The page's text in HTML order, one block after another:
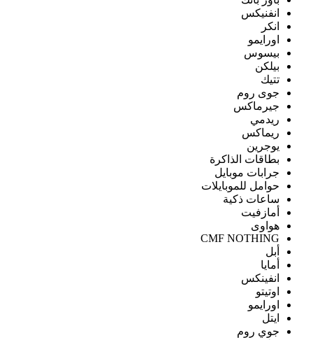
انفنيكس
انكر
اورايمو
بيسوس
بيلكن
تتيك
جوى روم
جيرماكس
ريدمي
ريماكس
يوجرين
بطاقات الذاكرة
جرابات موبايل
حوامل للموبايلات
ساعات ذكية
أمازفيت
هواوى
CMF NOTHING
أبل
أمايا
انفينكس
اوتيتو
اورايمو
ايتل
جوي روم